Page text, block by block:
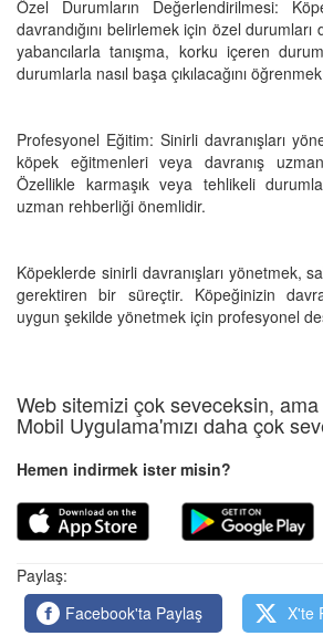
Özel Durumların Değerlendirilmesi:
davrandığını belirlemek için özel
yabancılarla tanışma, korku içeren
durumlarla nasıl başa çıkılacağını
Profesyonel Eğitim: Sinirli davranışları
köpek eğitmenleri veya davranış
Özellikle karmaşık veya tehlikeli
uzman rehberliği önemlidir.
Köpeklerde sinirli davranışları yönetmek,
gerektiren bir süreçtir. Köpeğinizin
uygun şekilde yönetmek için profesyonel
Web sitemizi çok seveceksin,
Mobil Uygulama'mızı daha çok
Hemen indirmek ister misin?
Paylaş:
Facebook'ta Paylaş
X'te